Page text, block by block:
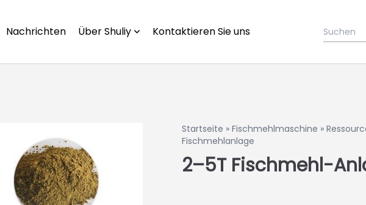
Nachrichten Über Shuliy Kontaktieren Sie uns
Startseite » Fischmehlmaschine »
Fischmehlanlage
2–5T Fischmehl-